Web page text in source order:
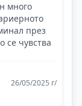
много
през
се чувства
26/05/2025 г/